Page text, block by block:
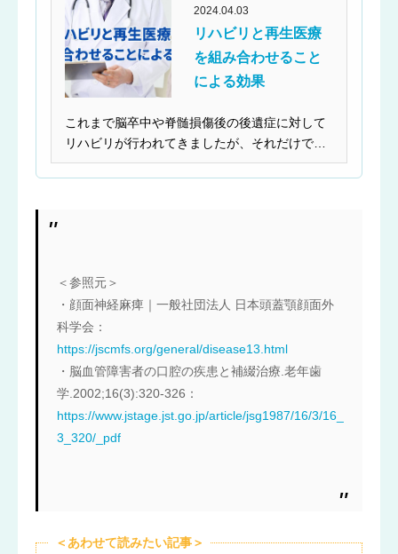
2024.04.03
リハビリと再生医療
を組み合わせること
による効果
これまで脳卒中や脊髄損傷後の後遺症に対して
リハビリが行われてきましたが、それだけでは
後遺症の大幅な改...
＜参照元＞
・顔面神経麻痺｜一般社団法人 日本頭蓋顎顔面外
科学会：
https://jscmfs.org/general/disease13.html
・脳血管障害者の口腔の疾患と補綴治療.老年歯
学.2002;16(3):320-326：
https://www.jstage.jst.go.jp/article/jsg1987/16/3/16_
3_320/_pdf
＜あわせて読みたい記事＞